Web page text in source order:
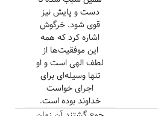
دست و پایش نیز
قوی شود. خرگوش
اشاره کرد که همه
این موفقیت‌ها از
لطف الهی است و او
تنها وسیله‌ای برای
اجرای خواست
خداوند بوده است.